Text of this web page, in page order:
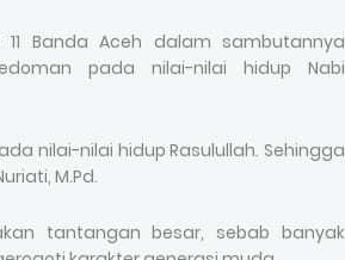
11 Banda Aceh dalam sambutannya
pada nilai-nilai hidup Nabi
nilai-nilai hidup Rasulullah. Sehingga
M.Pd.
tantangan besar, sebab banyak